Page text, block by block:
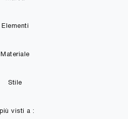
Elementi
Materiale
Stile
visti a :